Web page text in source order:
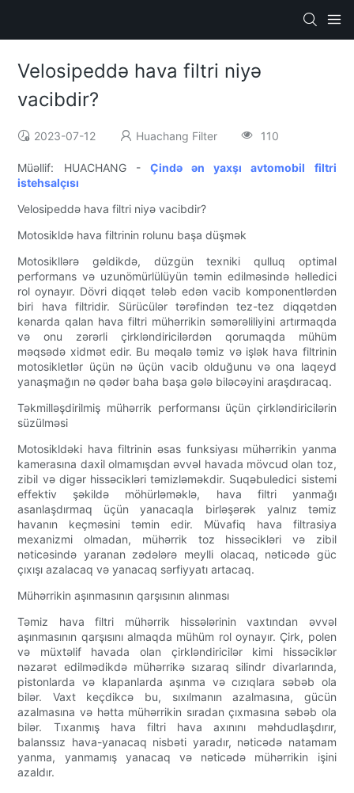
Velosipeddə hava filtri niyə
vacibdir?
2023-07-12 Huachang Filter 110
Müəllif: HUACHANG - Çində ən yaxşı avtomobil filtri
istehsalçısı
Velosipeddə hava filtri niyə vacibdir?
Motosikldə hava filtrinin rolunu başa düşmək
Motosikllərə gəldikdə, düzgün texniki qulluq optimal
performans və uzunömürlülüyün təmin edilməsində həlledici
rol oynayır. Dövri diqqət tələb edən vacib komponentlərdən
biri hava filtridir. Sürücülər tərəfindən tez-tez diqqətdən
kənarda qalan hava filtri mühərrikin səmərəliliyini artırmaqda
və onu zərərli çirkləndiricilərdən qorumaqda mühüm
məqsədə xidmət edir. Bu məqalə təmiz və işlək hava filtrinin
motosikletlər üçün nə üçün vacib olduğunu və ona laqeyd
yanaşmağın nə qədər baha başa gələ biləcəyini araşdıracaq.
Təkmilləşdirilmiş mühərrik performansı üçün çirkləndiricilərin
süzülməsi
Motosikldəki hava filtrinin əsas funksiyası mühərrikin yanma
kamerasına daxil olmamışdan əvvəl havada mövcud olan toz,
zibil və digər hissəcikləri təmizləməkdir. Suqəbuledici sistemi
effektiv şəkildə möhürləməklə, hava filtri yanmağı
asanlaşdırmaq üçün yanacaqla birləşərək yalnız təmiz
havanın keçməsini təmin edir. Müvafiq hava filtrasiya
mexanizmi olmadan, mühərrik toz hissəcikləri və zibil
nəticəsində yaranan zədələrə meylli olacaq, nəticədə güc
çıxışı azalacaq və yanacaq sərfiyyatı artacaq.
Mühərrikin aşınmasının qarşısının alınması
Təmiz hava filtri mühərrik hissələrinin vaxtından əvvəl
aşınmasının qarşısını almaqda mühüm rol oynayır. Çirk, polen
və müxtəlif havada olan çirkləndiricilər kimi hissəciklər
nəzarət edilmədikdə mühərrikə sızaraq silindr divarlarında,
pistonlarda və klapanlarda aşınma və cızıqlara səbəb ola
bilər. Vaxt keçdikcə bu, sıxılmanın azalmasına, gücün
azalmasına və hətta mühərrikin sıradan çıxmasına səbəb ola
bilər. Tıxanmış hava filtri hava axınını məhdudlaşdırır,
balanssız hava-yanacaq nisbəti yaradır, nəticədə natamam
yanma, yanmamış yanacaq və nəticədə mühərrikin işini
azaldır.